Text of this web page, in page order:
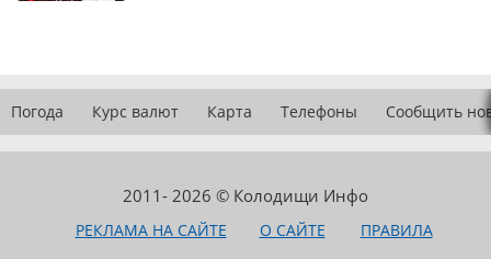
Погода Курс валют Карта Телефоны Сообщить
2011- 2026 © Колодищи Инфо
РЕКЛАМА НА САЙТЕ О САЙТЕ
ПРАВИЛА